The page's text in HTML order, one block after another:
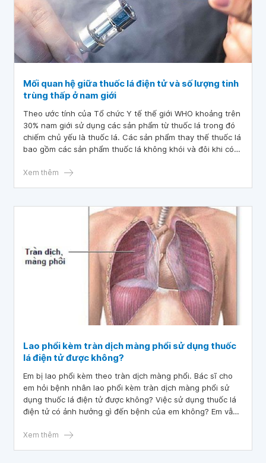
Mối quan hệ giữa thuốc lá điện tử và số lượng tinh
trùng thấp ở nam giới
Theo ước tính của Tổ chức Y tế thế giới WHO khoảng trên
30% nam giới sử dụng các sản phẩm từ thuốc lá trong đó
chiếm chủ yếu là thuốc lá. Các sản phẩm thay thế thuốc lá
bao gồm các sản phẩm thuốc lá không khói và đôi khi có
hít. Việc sử dụng nhiều sản phẩm nicotine là thường xuyên
hút thuốc lá làm tăng nồng độ testosterone và làm suy
giảm chất lượng tinh dịch, tuy nhiên chưa có nghiên cứu
nào tìm hiểu sử ảnh hưởng của thuốc lá điện tử hay thuốc
ít đến chức năng của tinh hoàn.
Xem thêm
Lao phổi kèm tràn dịch màng phổi sử dụng thuốc
lá điện tử được không?
Em bị lao phổi kèm theo tràn dịch màng phổi. Bác sĩ cho
em hỏi bệnh nhân lao phổi kèm tràn dịch màng phổi sử
dụng thuốc lá điện tử được không? Việc sử dụng thuốc lá
điện tử có ảnh hưởng gì đến bệnh của em không? Em vẫn
bác sĩ.
Xem thêm